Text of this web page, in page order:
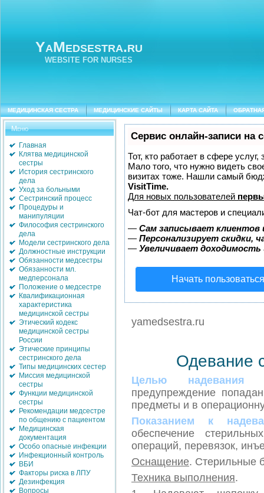
YaMedsestra.ru
WEBSITE FOR NURSES
МЕДИЦИНСКАЯ СЕСТРА МЕДИЦИНСКИЕ САЙТЫ КАРТА САЙТА
Меню
Главная
Клятва медицинской
сестры
История сестринского
дела
Уход за больными
Сестринский процесс
Процедуры и
манипуляции
Философия сестринского
дела
Модели сестринского дела
Должностные инструкции
Обязанности медсестры
Обязанности мл.
медперсонала
Положение о медсестре
Квалификационная
характеристика
медицинской сестры
Этический кодекс
медицинской сестры
России
Этические принципы
сестринского дела
Типы медицинских сестер
Миссия медицинской
сестры
Функции медицинской
сестры
Рекомендации медсестре
по общению с пациентом
Медицинская
документация
Особо опасные инфекции
Инфекционный контроль
ВБИ
Факторы риска в ЛПУ
Дезинфекция
Вопросы
Сервис онлайн-записи на
Тот, кто работает в сфере
Мало того, что нужно видеть
визитах тоже. Нашли самый
VisitTime.
Для новых пользователей
Чат-бот для мастеров и
— Сам записывает клиентов
— Персонализирует скидки,
— Увеличивает
Начать
yamedsestra.ru
Одевание
Целью надевания
предупреждение
предметы и в
Показанием к
обеспечение
операций, перевязок,
Оснащение. Стерильные
Техника выполнения.